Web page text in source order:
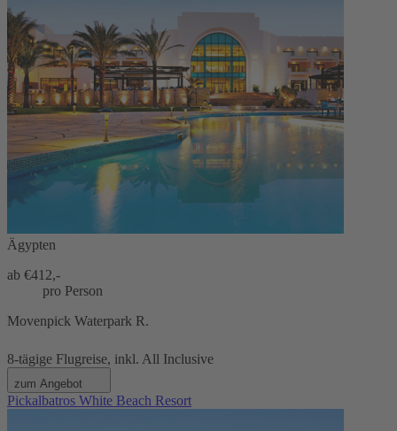
Ägypten
ab €412,-
pro Person
Movenpick Waterpark R.
8-tägige Flugreise, inkl. All Inclusive
zum Angebot
Pickalbatros White Beach Resort